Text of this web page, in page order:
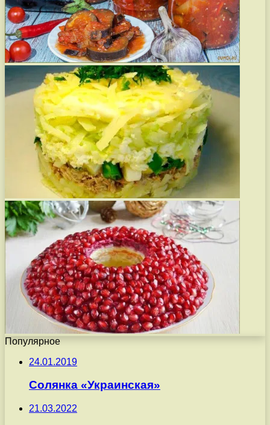
Популярное
24.01.2019
Солянка «Украинская»
21.03.2022